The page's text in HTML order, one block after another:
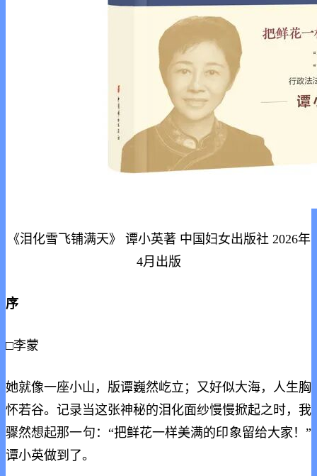
《泪化雪飞铺满天》 谭小英著 中国妇女出版社 2026年
4月出版
序
□李蒙
她就像一座小山，版谭巍然屹立；又好似大海，人生胸
怀若谷。记录当这张神秘的泪化面纱慢慢掀起之时，我
骤然想起那一句：“把鲜花一样美满的印象留给大家！”
谭小英做到了。